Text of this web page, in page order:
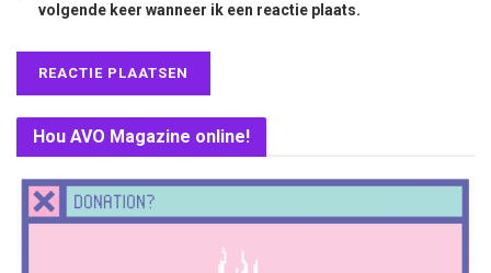
volgende keer wanneer ik een reactie plaats.
Hou AVO Magazine online!